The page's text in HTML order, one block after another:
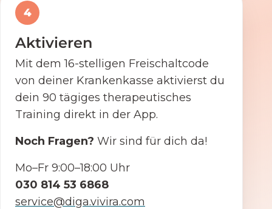
4
Aktivieren
Mit dem 16-stelligen Freischaltcode
von deiner Krankenkasse aktivierst du
dein 90 tägiges therapeutisches
Training direkt in der App.
Noch Fragen? Wir sind für dich da!
Mo–Fr 9:00–18:00 Uhr
030 814 53 6868
service@diga.vivira.com